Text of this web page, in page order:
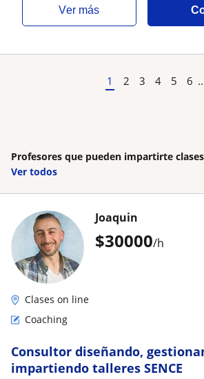
ver más
1 2 3 4 5 6
Profesores que pueden impartirte
Ver todos
$30000/h
Joaquin
Clases on line
Coaching
Consultor diseñando,
impartiendo talleres SENCE